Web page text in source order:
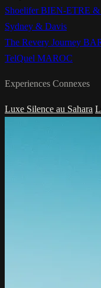
ShoeliferBIEN-ETRE
Sydney & Davis
The Revery Journey
TelQuel MAROC
Experiences Connexes
Luxe Silence au Sahara